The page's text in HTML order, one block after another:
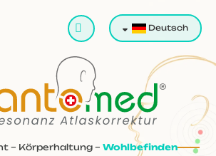
– Körperhaltung – Wohlbefinden
Suchen Deutsch